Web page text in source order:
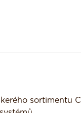
sortimentu